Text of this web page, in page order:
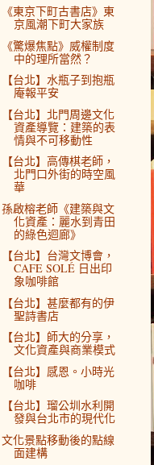
《東京下町古書店》東
京風潮下町大家族
《驚爆焦點》威權制度
中的理所當然？
【台北】水瓶子到抱瓶
庵報平安
【台北】北門周邊文化
資產導覽：建築的表
情與不可移動性
【台北】高傳棋老師，
北門口外街的時空風
華
孫啟榕老師《建築與文
化資產：麗水到青田
的綠色迴廊》
【台北】台灣文博會，
CAFE SOLÉ 日出印
象咖啡館
【台北】甚麼都有的伊
聖詩書店
【台北】師大的分享，
文化資產與商業模式
【台北】感恩。小時光
咖啡
【台北】瑠公圳水利開
發與台北市的現代化
文化景點移動後的點線
面建構